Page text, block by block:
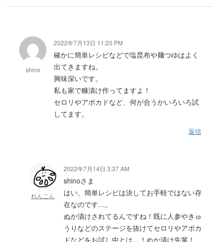
shino
2022年7月13日 11:20 PM
確かに簡単レシピなどで塩昆布や麺つゆはよく
出てきますね。
興味深いです。
私も家で糠漬け作ってますよ！
セロリやアボカドなど、何が合うかいろいろ試
してます。
返信
れんこん
2022年7月14日 3:37 AM
shinoさま
はい、簡単レシピは決してお手軽ではない存
在なのです…。
ぬか漬けされてるんですね！既に人参やきゅ
うりなどのステージを抜けてセロリやアボカ
ドなどをお試し中とは…！ぬか漬け先輩！